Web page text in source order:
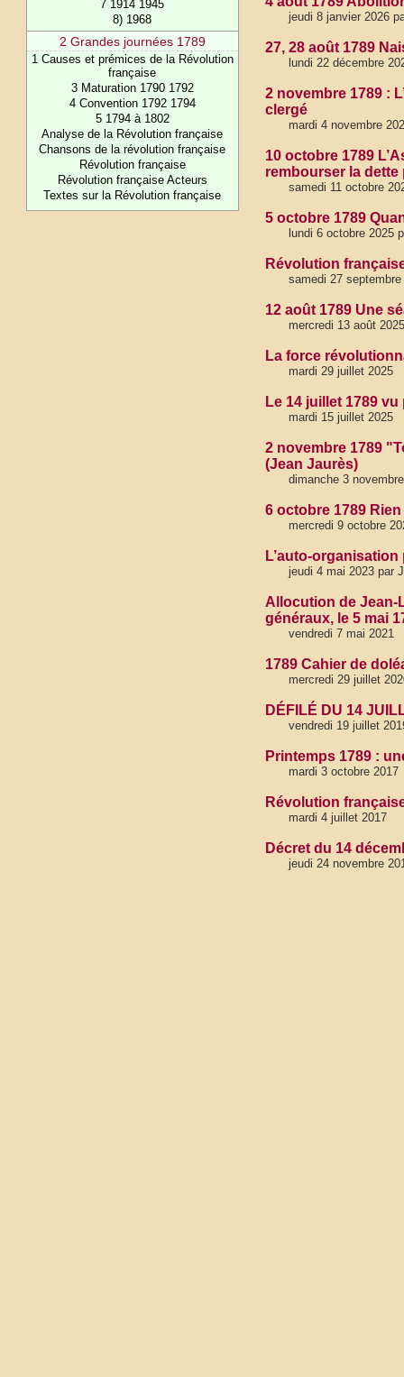
7 1914 1945
8) 1968
2 Grandes journées 1789
1 Causes et prémices de la Révolution
française
3 Maturation 1790 1792
4 Convention 1792 1794
5 1794 à 1802
Analyse de la Révolution française
Chansons de la révolution française
Révolution française
Révolution française Acteurs
Textes sur la Révolution française
jeudi 8 janvier 2026
27, 28 août 1789
lundi 22 décembre
2 novembre 1789 :
clergé
mardi 4 novembre
10 octobre 1789
rembourser la dette
samedi 11 octobre
5 octobre 1789
lundi 6 octobre 2025
Révolution
samedi 27
12 août 1789 Une
mercredi 13 août
La force
mardi 29 juillet 2025
Le 14 juillet 1789
mardi 15 juillet 2025
2 novembre 1789
(Jean Jaurès)
dimanche 3
6 octobre 1789
mercredi 9 octobre
L’auto-
jeudi 4 mai 2023 par
Allocution de Jean-
généraux, le 5 mai
vendredi 7 mai 2021
1789 Cahier de
mercredi 29 juillet
DÉFILÉ DU 14
vendredi 19 juillet
Printemps 1789 :
mardi 3 octobre 2017
Révolution
mardi 4 juillet 2017
Décret du 14
jeudi 24 novembre